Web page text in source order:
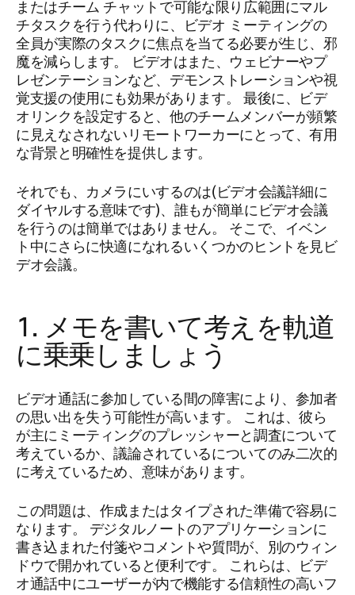
またはチーム チャットで可能な限り広範囲にマル
チタスクを行う代わりに、ビデオ ミーティングの
全員が実際のタスクに焦点を当てる必要が生じ、邪
魔を減らします。 ビデオはまた、ウェビナーやプ
レゼンテーションなど、デモンストレーションや視
覚支援の使用にも効果があります。 最後に、ビデ
オリンクを設定すると、他のチームメンバーが頻繁
に見えなされないリモートワーカーにとって、有用
な背景と明確性を提供します。
それでも、カメラにいするのは(ビデオ会議詳細に
ダイヤルする意味です)、誰もが簡単にビデオ会議
を行うのは簡単ではありません。 そこで、イベン
ト中にさらに快適になれるいくつかのヒントを見ビ
デオ会議。
1. メモを書いて考えを軌道
に乗乗しましょう
ビデオ通話に参加している間の障害により、参加者
の思い出を失う可能性が高います。 これは、彼ら
が主にミーティングのプレッシャーと調査について
考えているか、議論されているについてのみ二次的
に考えているため、意味があります。
この問題は、作成またはタイプされた準備で容易に
なります。 デジタルノートのアプリケーションに
書き込まれた付箋やコメントや質問が、別のウィン
ドウで開かれていると便利です。 これらは、ビデ
オ通話中にユーザーが内で機能する信頼性の高いフ